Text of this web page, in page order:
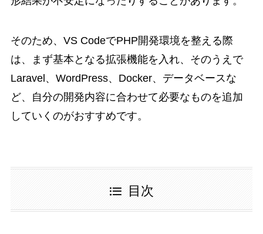
そのため、VS CodeでPHP開発環境を整える際
は、まず基本となる拡張機能を入れ、そのうえで
Laravel、WordPress、Docker、データベースな
ど、自分の開発内容に合わせて必要なものを追加
していくのがおすすめです。
目次